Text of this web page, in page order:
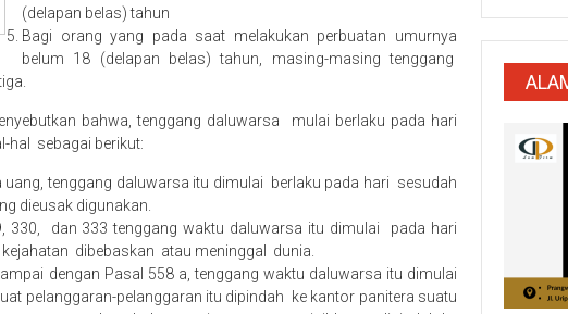
(delapan belas) tahun
Bagi orang yang pada saat melakukan perbuatan umurnya
belum 18 (delapan belas) tahun, masing-masing tenggang
bahwa, tenggang daluwarsa mulai berlaku pada hari
hal sebagai berikut:
tenggang daluwarsa itu dimulai berlaku pada hari sesudah
dieusak digunakan.
330, dan 333 tenggang waktu daluwarsa itu dimulai pada hari
dibebaskan atau meninggal dunia.
dengan Pasal 558 a, tenggang waktu daluwarsa itu dimulai
pelanggaran-pelanggaran itu dipindah ke kantor panitera suatu